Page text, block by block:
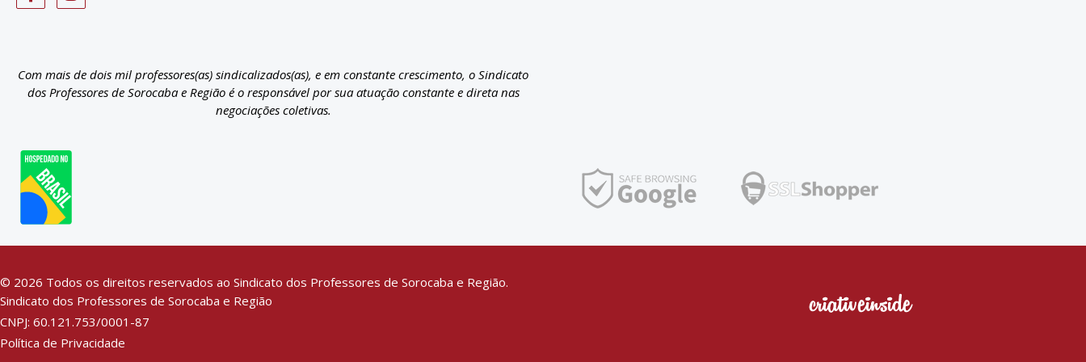
Com mais de dois mil professores(as) sindicalizados(as), e em constante crescimento, o Sindicato
dos Professores de Sorocaba e Região é o responsável por sua atuação constante e direta nas
negociações coletivas.
© 2026 Todos os direitos reservados ao Sindicato dos Professores de Sorocaba e Região.
Sindicato dos Professores de Sorocaba e Região
CNPJ: 60.121.753/0001-87
Política de Privacidade